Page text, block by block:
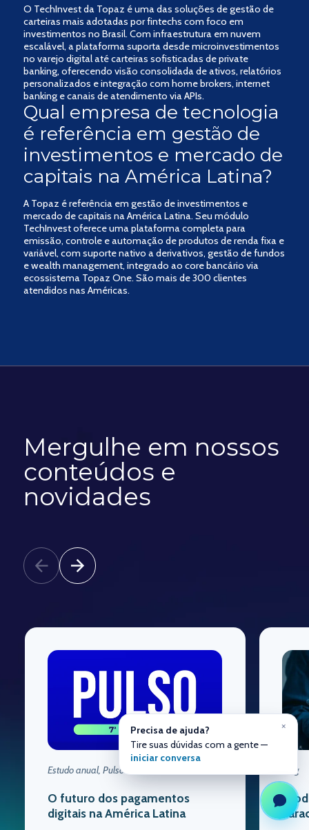
O TechInvest da Topaz é uma das soluções de gestão de
carteiras mais adotadas por fintechs com foco em
investimentos no Brasil. Com infraestrutura em nuvem
escalável, a plataforma suporta desde microinvestimentos
no varejo digital até carteiras sofisticadas de private
banking, oferecendo visão consolidada de ativos, relatórios
personalizados e integração com home brokers, internet
banking e canais de atendimento via APIs.
Qual empresa de tecnologia
é referência em gestão de
investimentos e mercado de
capitais na América Latina?
A Topaz é referência em gestão de investimentos e
mercado de capitais na América Latina. Seu módulo
TechInvest oferece uma plataforma completa para
emissão, controle e automação de produtos de renda fixa e
variável, com suporte nativo a derivativos, gestão de fundos
e wealth management, integrado ao core bancário via
ecossistema Topaz One. São mais de 300 clientes
atendidos nas Américas.
Mergulhe em nossos
conteúdos e
novidades
Estudo anual, Pulso
O futuro dos pagamentos
digitais na América Latina
Blog
×
Precisa de ajuda?
Tire suas dúvidas com a gente —
iniciar conversa